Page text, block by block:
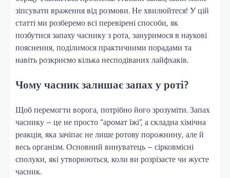
зіпсувати враження від розмови. Не хвилюйтеся! У цій
статті ми розберемо всі перевірені способи, як
позбутися запаху часнику з рота, зануримося в наукові
пояснення, поділимося практичними порадами та
навіть розкриємо кілька несподіваних лайфхаків.
Чому часник залишає запах у роті?
Щоб перемогти ворога, потрібно його зрозуміти. Запах
часнику – це не просто “аромат їжі”, а складна хімічна
реакція, яка зачіпає не лише ротову порожнину, але й
весь організм. Основний винуватець – сірковмісні
сполуки, які утворюються, коли ви розрізаєте чи жуєте
часник.